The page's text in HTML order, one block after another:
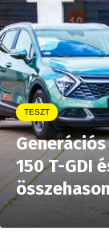
TESZT
150 T-GDI